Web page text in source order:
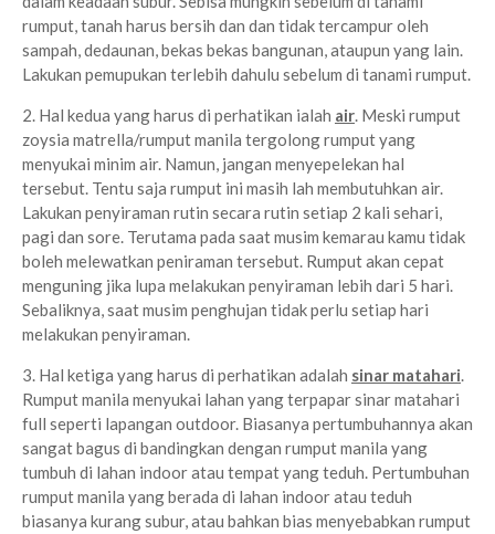
rumput, tanah harus bersih dan dan tidak tercampur oleh
sampah, dedaunan, bekas bekas bangunan, ataupun yang lain.
Lakukan pemupukan terlebih dahulu sebelum di tanami rumput.
2. Hal kedua yang harus di perhatikan ialah air. Meski rumput
zoysia matrella/rumput manila tergolong rumput yang
menyukai minim air. Namun, jangan menyepelekan hal
tersebut. Tentu saja rumput ini masih lah membutuhkan air.
Lakukan penyiraman rutin secara rutin setiap 2 kali sehari,
pagi dan sore. Terutama pada saat musim kemarau kamu tidak
boleh melewatkan peniraman tersebut. Rumput akan cepat
menguning jika lupa melakukan penyiraman lebih dari 5 hari.
Sebaliknya, saat musim penghujan tidak perlu setiap hari
melakukan penyiraman.
3. Hal ketiga yang harus di perhatikan adalah sinar matahari.
Rumput manila menyukai lahan yang terpapar sinar matahari
full seperti lapangan outdoor. Biasanya pertumbuhannya akan
sangat bagus di bandingkan dengan rumput manila yang
tumbuh di lahan indoor atau tempat yang teduh. Pertumbuhan
rumput manila yang berada di lahan indoor atau teduh
biasanya kurang subur, atau bahkan bias menyebabkan rumput